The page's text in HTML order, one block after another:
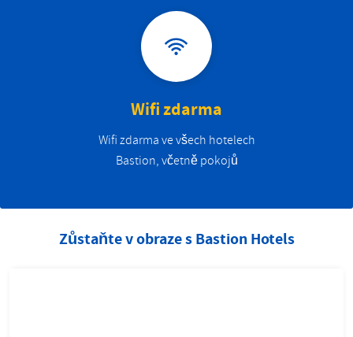
Wifi zdarma
Wifi zdarma ve všech hotelech
Bastion, včetně pokojů
Zůstaňte v obraze s Bastion Hotels